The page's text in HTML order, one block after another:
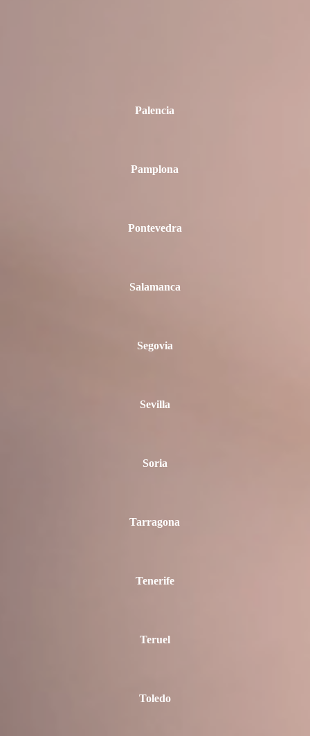
Palencia
Pamplona
Pontevedra
Salamanca
Segovia
Sevilla
Soria
Tarragona
Tenerife
Teruel
Toledo